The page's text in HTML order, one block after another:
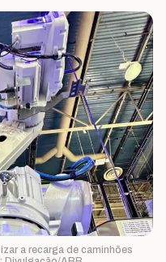
a recarga de caminhões